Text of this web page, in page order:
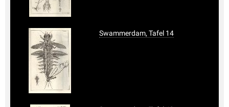
Swammerdam, Tafel 14